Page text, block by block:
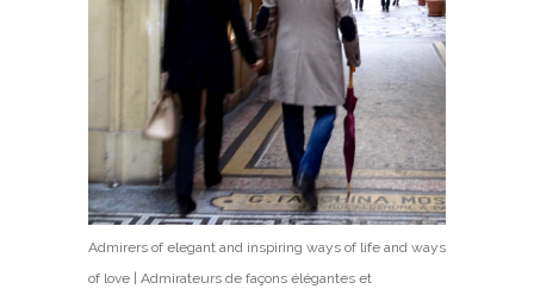
Admirers of elegant and inspiring ways of life and ways
of love | Admirateurs de façons élégantes et